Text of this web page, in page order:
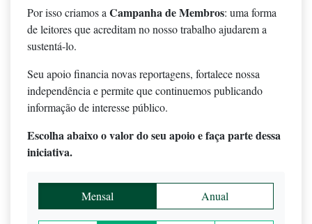
Por isso criamos aCampanha de Membros: uma forma
de leitores que acreditam no nosso trabalho ajudarem a
sustentá-lo.
Seu apoio financia novas reportagens, fortalece nossa
independência e permite que continuemos publicando
informação de interesse público.
Escolha abaixo o valor do seu apoio e faça parte dessa
iniciativa.
Mensal Anual